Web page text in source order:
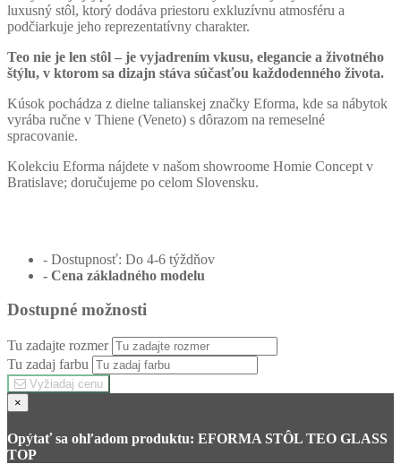
luxusný stôl, ktorý dodáva priestoru exkluzívnu atmosféru a
podčiarkuje jeho reprezentatívny charakter.
Teo nie je len stôl – je vyjadrením vkusu, elegancie a životného
štýlu, v ktorom sa dizajn stáva súčasťou každodenného života.
Kúsok pochádza z dielne talianskej značky Eforma, kde sa nábytok
vyrába ručne v Thiene (Veneto) s dôrazom na remeselné
spracovanie.
Kolekciu Eforma nájdete v našom showroome Homie Concept v
Bratislave; doručujeme po celom Slovensku.
- Dostupnosť: Do 4-6 týždňov
- Cena základného modelu
Dostupné možnosti
Tu zadajte rozmer
Tu zadaj farbu
Vyžiadaj cenu
×
Opýtať sa ohľadom produktu: EFORMA STÔL TEO GLASS
TOP